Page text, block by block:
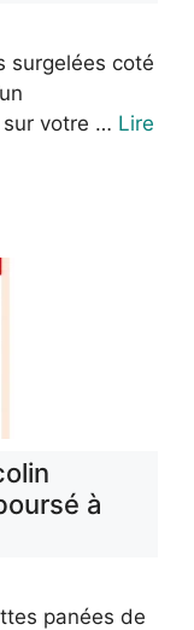
surgelées coté
sur votre … Lire
à
panées de